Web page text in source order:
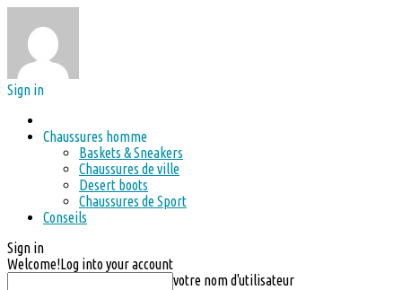
Sign in
Chaussures homme
Baskets & Sneakers
Chaussures de ville
Desert boots
Chaussures de Sport
Conseils
Sign in
Welcome!Log into your account
votre nom d'utilisateur